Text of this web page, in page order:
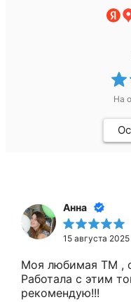
На
Анна
15 августа 2025
Моя любимая ТМ ,
Работала с этим
рекомендую!!!